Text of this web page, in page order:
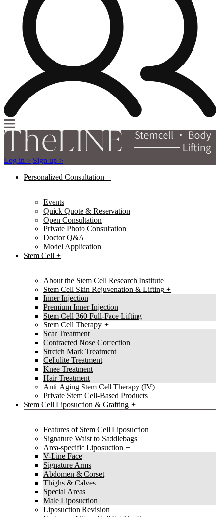
Log in > Sign up >
Personalized Consultation
Events
Quick Quote & Reservation
Open Consultation
Private Photo Consultation
Doctor Q&A
Model Application
Stem Cell
About the Stem Cell Research Institute
Stem Cell Skin Rejuvenation & Lifting
Inner Injection
Premium Inner Injection
Stem Cell 360 Full-Face Lifting
Stem Cell Therapy
Scar Treatment
Contracted Nose Correction
Stretch Mark Treatment
Cellulite Treatment
Knee Treatment
Hair Treatment
Anti-Aging Stem Cell Therapy (IV)
Private Stem Cell-Based Products
Stem Cell Liposuction & Grafting
Features of Stem Cell Liposuction
Signature Waist to Saddlebags
Area-specific Liposuction
V-Line Face
Signature Arms
Abdomen & Corset
Thighs & Calves
Special Areas
Male Liposuction
Liposuction Revision